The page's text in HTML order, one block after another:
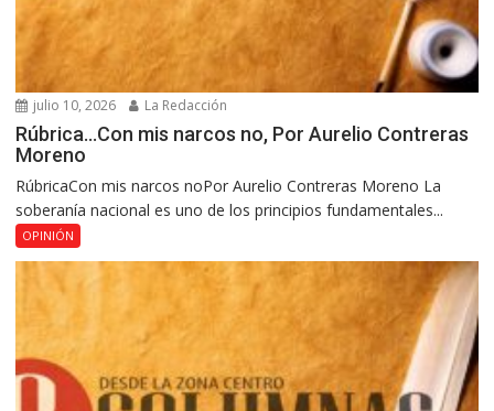
julio 10, 2026 La Redacción
Rúbrica…Con mis narcos no, Por Aurelio Contreras
Moreno
RúbricaCon mis narcos noPor Aurelio Contreras Moreno La
soberanía nacional es uno de los principios fundamentales...
OPINIÓN